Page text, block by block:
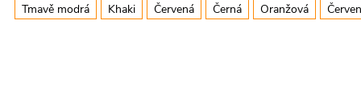
Tmavě modrá Khaki Červená Černá Oranžová